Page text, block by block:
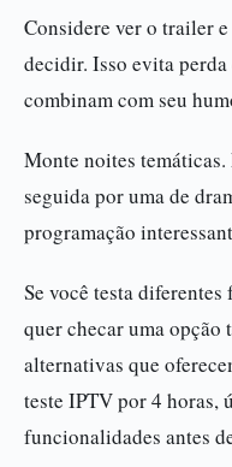
Considere ver o trailer
decidir. Isso evita
combinam com seu
Monte noites temáticas.
seguida por uma de
programação
Se você testa diferentes
quer checar uma opção
alternativas que
teste IPTV por 4 horas,
funcionalidades antes